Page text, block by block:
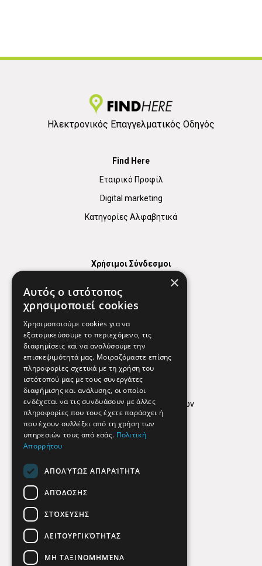
Ηλεκτρονικός Επαγγελματικός Οδηγός
Find Here
Εταιρικό Προφίλ
Digital marketing
Κατηγορίες Αλφαβητικά
Χρήσιμοι Σύνδεσμοι
Χρήσιμα Τηλέφωνα
Εφημερεύοντα Φαρμακεία
Απόρρητο
Όροι Χρήσης
Πολιτική προστασίας δεδομένων
Findhere
Social Media
×
Αυτός ο ιστότοπος
χρησιμοποιεί cookies
Χρησιμοποιούμε cookies για να
εξατομικεύσουμε το περιεχόμενο, τις
διαφημίσεις και να αναλύσουμε την
επισκεψιμότητά μας. Μοιραζόμαστε επίσης
πληροφορίες σχετικά με τη χρήση του
ιστότοπού μας με τους συνεργάτες
διαφήμισης και ανάλυσης, οι οποίοι
ενδέχεται να τις συνδυάσουν με άλλες
πληροφορίες που τους έχετε παράσχει ή
που έχουν συλλέξει από τη χρήση των
υπηρεσιών τους από εσάς. Πολιτική
Απορρήτου
ΑΠΟΛΎΤΩΣ ΑΠΑΡΑΊΤΗΤΑ
ΑΠΌΔΟΣΗΣ
ΣΤΌΧΕΥΣΗΣ
ΛΕΙΤΟΥΡΓΙΚΌΤΗΤΑΣ
ΜΗ ΤΑΞΙΝΟΜΗΜΈΝΑ